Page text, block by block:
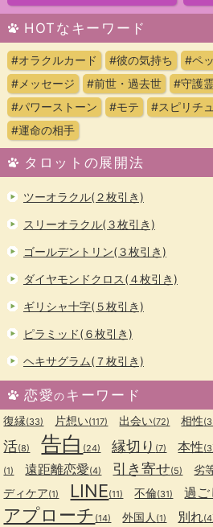
HOTなキーワード
#オラクルカード #彼の気持ち
#ペ
#メッセージ
#前世・過去世 #守護
#パワーストーン
#モテ #スピリチ
#運命の相手
タロットの展開法
ツーオラクル(２枚引き)
スリーオラクル(３枚引き)
ゴールデントリン(３枚引き)
ダイヤモンドクロス(４枚引き)
ギリシャ十字(５枚引き)
ピラミッド(６枚引き)
ヘキサグラム(７枚引き)
恋愛のキーワード
復縁(33) 片想い(117) 出会い(72) 相性
活(8) 告白 (24) 縁切り (7) 本性
(1) 遠距離恋愛(4) 引き寄せ(5) 劣
ディケア(1) LINE(11) 不倫(31) 過
アプローチ (14) 外国人 (1) 別れ